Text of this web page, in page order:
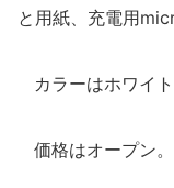
と用紙、充電用
カラーはホワイト
価格はオープン。